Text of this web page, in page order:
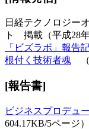
日経テクノロジー
ト 掲載（平成28年
「ビズラボ」報
根付く技術者魂 （
[報告書]
ビジネスプロデュ
604.17KB/5ページ）